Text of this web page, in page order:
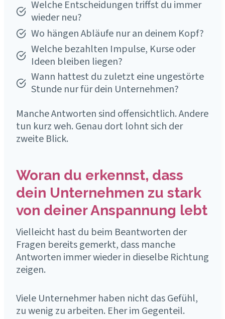
Welche Entscheidungen triffst du immer
wieder neu?
Wo hängen Abläufe nur an deinem Kopf?
Welche bezahlten Impulse, Kurse oder
Ideen bleiben liegen?
Wann hattest du zuletzt eine ungestörte
Stunde nur für dein Unternehmen?
Manche Antworten sind offensichtlich. Andere
tun kurz weh. Genau dort lohnt sich der
zweite Blick.
Woran du erkennst, dass
dein Unternehmen zu stark
von deiner Anspannung lebt
Vielleicht hast du beim Beantworten der
Fragen bereits gemerkt, dass manche
Antworten immer wieder in dieselbe Richtung
zeigen.
Viele Unternehmer haben nicht das Gefühl,
zu wenig zu arbeiten. Eher im Gegenteil.